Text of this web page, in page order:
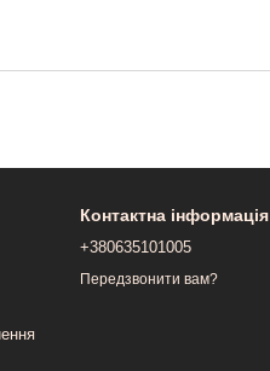
Контактна інформація
+380635101005
Передзвонити вам?